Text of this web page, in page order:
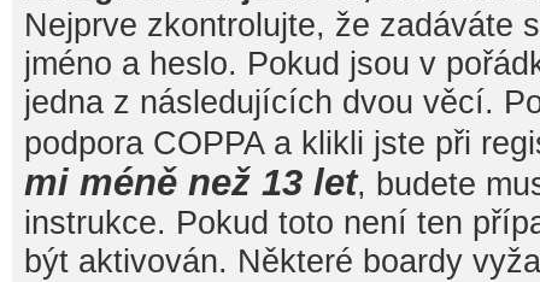
Nejprve zkontrolujte, že zadáváte
jméno a heslo. Pokud jsou v
jedna z následujících dvou věcí.
podpora COPPA a klikli jste při
mi méně než 13 let, budete
instrukce. Pokud toto není ten
být aktivován. Některé boardy